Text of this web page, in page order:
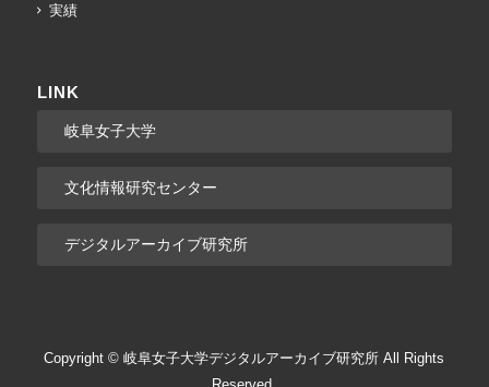
実績
LINK
岐阜女子大学
文化情報研究センター
デジタルアーカイブ研究所
Copyright © 岐阜女子大学デジタルアーカイブ研究所 All Rights